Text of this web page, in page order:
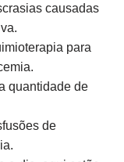
causadas
para
quantidade de
de